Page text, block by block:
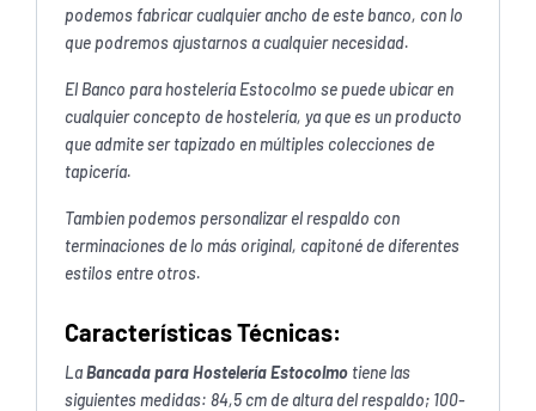
podemos fabricar cualquier ancho de este banco, con lo
que podremos ajustarnos a cualquier necesidad.
El Banco para hostelería Estocolmo se puede ubicar en
cualquier concepto de hostelería, ya que es un producto
que admite ser tapizado en múltiples colecciones de
tapicería.
Tambien podemos personalizar el respaldo con
terminaciones de lo más original, capitoné de diferentes
estilos entre otros.
Características Técnicas:
LaBancada para Hostelería Estocolmo tiene las
siguientes medidas: 84,5 cm de altura del respaldo; 100-